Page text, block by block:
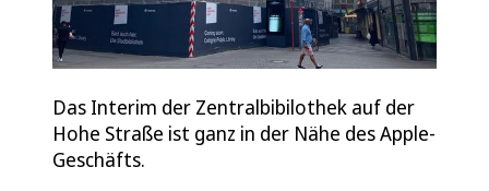
Das Interim der Zentralbibilothek auf der
Hohe Straße ist ganz in der Nähe des Apple-
Geschäfts.